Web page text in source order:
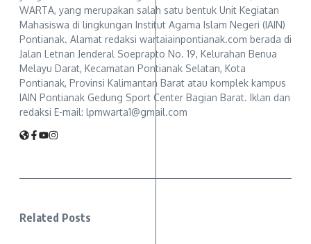
WARTA, yang merupakan salah satu bentuk Unit Kegiatan
Mahasiswa di lingkungan Institut Agama Islam Negeri (IAIN)
Pontianak. Alamat redaksi wartaiainpontianak.com berada di
Jalan Letnan Jenderal Soeprapto No. 19, Kelurahan Benua
Melayu Darat, Kecamatan Pontianak Selatan, Kota
Pontianak, Provinsi Kalimantan Barat atau komplek kampus
IAIN Pontianak Gedung Sport Center Bagian Barat. Iklan dan
redaksi E-mail: lpmwarta1@gmail.com
Related Posts